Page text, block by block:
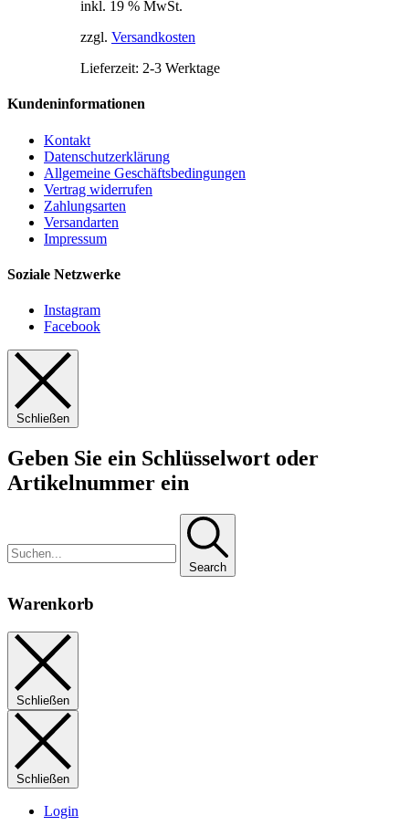
war:
inkl. 19 % MwSt.
zzgl. Versandkosten
Lieferzeit: 2-3 Werktage
Kundeninformationen
Kontakt
Datenschutzerklärung
Allgemeine Geschäftsbedingungen
Vertrag widerrufen
Zahlungsarten
Versandarten
Impressum
Soziale Netzwerke
Instagram
Facebook
Schließen
Geben Sie ein Schlüsselwort oder
Artikelnummer ein
Search
Warenkorb
Schließen
Schließen
Login